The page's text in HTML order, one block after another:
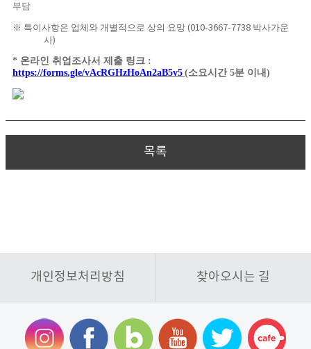
부담
※ 특이사항은 업체와 개별적으로 상의 요망 (010-3667-7738 박사가운
사)
* 온라인 취업조사서 제출 링크 :
https://forms.gle/vAcRGHzHoAn2aB5v5 (소요시간 5분 이내 )
목록
개인정보처리방침 찾아오시는 길